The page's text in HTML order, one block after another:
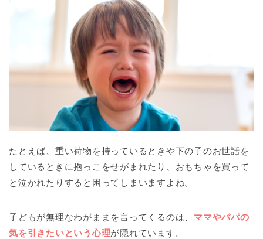
たとえば、重い荷物を持っているときや下の子のお世話を
しているときに抱っこをせがまれたり、おもちゃを買って
と泣かれたりすると困ってしまいますよね。
子どもが無理なわがままを言ってくるのは、 ママやパパの
気を引きたいという心理が隠れています。